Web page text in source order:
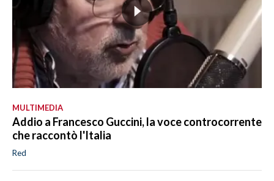
MULTIMEDIA
Addio a Francesco Guccini, la voce controcorrente
che raccontò l'Italia
Red